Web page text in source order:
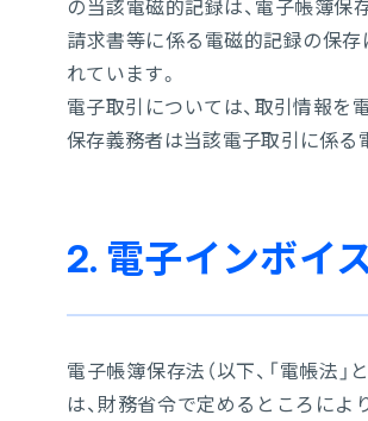
の当該電磁的記録は、電子帳簿保
請求書等に係る電磁的記録の保
れています。
電子取引については、取引情報を
保存義務者は当該電子取引に係る
2. 電子インボイ
電子帳簿保存法（以下、「電帳法
は、財務省令で定めるところによ